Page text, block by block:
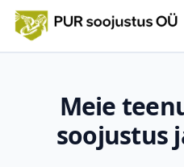
Termograafia
Meie
soojustus